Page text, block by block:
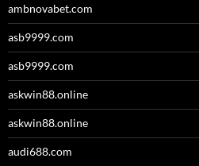
ambnovabet.com
asb9999.com
asb9999.com
askwin88.online
askwin88.online
audi688.com